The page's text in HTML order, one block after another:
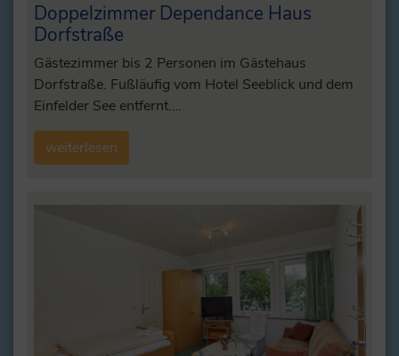
Doppelzimmer Dependance Haus
Dorfstraße
Gästezimmer bis 2 Personen im Gästehaus
Dorfstraße. Fußläufig vom Hotel Seeblick und dem
Einfelder See entfernt.…
weiterlesen